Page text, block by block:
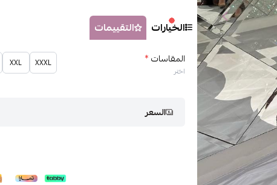
الخيارات التقييمات
المقاسات*
اختر
XXXL
XXL
السعر